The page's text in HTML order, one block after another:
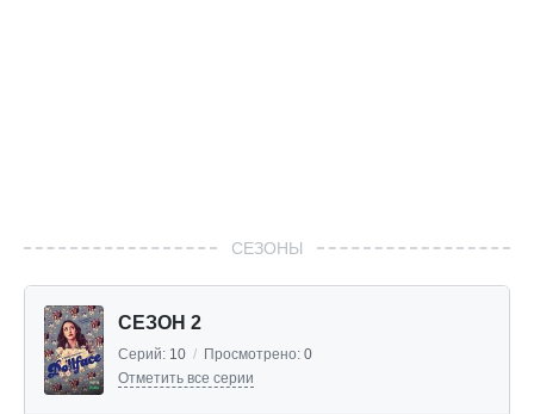
СЕЗОНЫ
СЕЗОН 2
Серий: 10 / Просмотрено: 0
Отметить все серии